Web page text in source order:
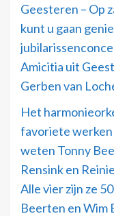
Geesteren – Op
kunt u gaan
Amicitia uit
Gerben van
Het
favoriete werken
weten Tonny
Rensink en
Alle vier zijn ze
Beerten en Wim